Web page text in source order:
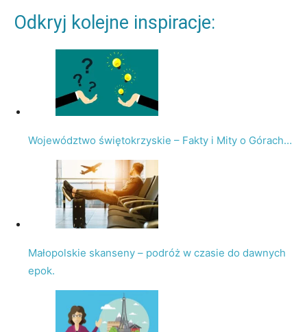
Odkryj kolejne inspiracje:
Województwo świętokrzyskie – Fakty i Mity o Górach…
Małopolskie skanseny – podróż w czasie do dawnych
epok.